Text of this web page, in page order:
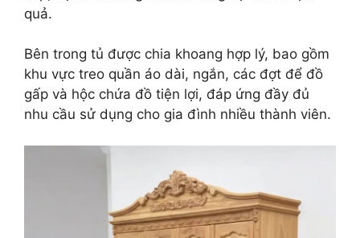
quả.
Bên trong tủ được chia khoang hợp lý, bao gồm
khu vực treo quần áo dài, ngắn, các đợt để đồ
gấp và hộc chứa đồ tiện lợi, đáp ứng đầy đủ
nhu cầu sử dụng cho gia đình nhiều thành viên.